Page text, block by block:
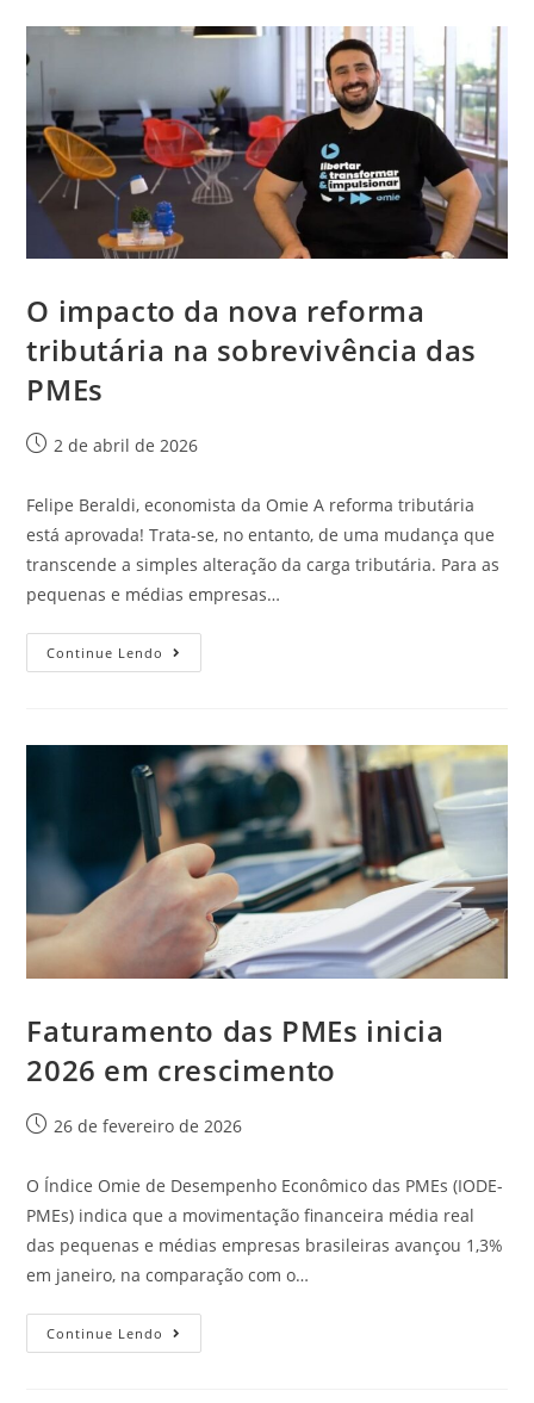
O impacto da nova reforma
tributária na sobrevivência das
PMEs
2 de abril de 2026
Felipe Beraldi, economista da Omie A reforma tributária
está aprovada! Trata-se, no entanto, de uma mudança que
transcende a simples alteração da carga tributária. Para as
pequenas e médias empresas…
Continue Lendo
Faturamento das PMEs inicia
2026 em crescimento
26 de fevereiro de 2026
O Índice Omie de Desempenho Econômico das PMEs (IODE-
PMEs) indica que a movimentação financeira média real
das pequenas e médias empresas brasileiras avançou 1,3%
em janeiro, na comparação com o…
Continue Lendo